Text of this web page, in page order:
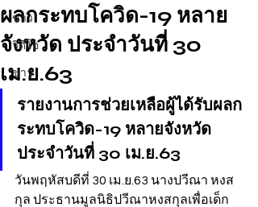
ข่าว
วิดีโอ
ข่าว
ผลกระทบโควิด-19 หลาย
จังหวัด ประจำวันที่ 30
เม.ย.63
รายงานการช่วยเหลือผู้ได้รับผลก
ระทบโควิด-19 หลายจังหวัด
ประจำวันที่ 30 เม.ย.63
วันพฤหัสบดีที่ 30 เม.ย.63 นางปวีณา หงส
กุล ประธานมูลนิธิปวีณาหงสกุลเพื่อเด็ก